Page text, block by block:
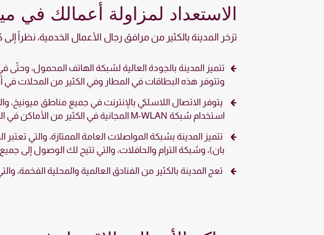
الاستعداد لمزاولة أعمالك في
تزخر المدينة بالكثير من مرافق رجال الأعمال الخدمية، نظراً إلى
تتميز المدينة بالجودة العالية لشبكة الهاتف المحمول،
وتتوفر هذه البطاقات في المطار وفي الكثير من المحلات في
يتوفر الاتصال اللاسلكي بالإنترنت في جميع مناطق
استخدام شبكة M-WLAN المجانية في الكثير من الأماكن في المدينة.
تتميز المدينة بشبكة المواصلات العامة الممتازة، والتي
بان)، وشبكة الترام والحافلات، والتي تتيح لك الوصول إلى
تعج المدينة بالكثير من الفنادق العالمية والمحلية الفخمة،